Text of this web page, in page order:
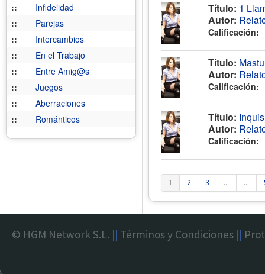
::
Infidelidad
::
Parejas
::
Intercambios
::
En el Trabajo
::
Entre Amig@s
::
Juegos
::
Aberraciones
::
Románticos
Título: 1
Autor:
Calificación:
Título:
Autor:
Calificación:
Título:
Autor:
Calificación:
1 2 3 ... ...
© HGM Network S.L. || Términos y Condiciones ||